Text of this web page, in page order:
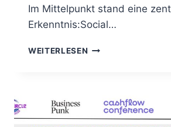
Im Mittelpunkt stand eine
Erkenntnis:Social…
WEITERLESEN THE
CIRCLE
AWARD